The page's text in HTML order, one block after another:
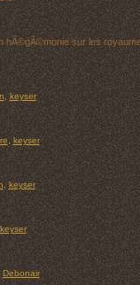
hÃ©gÃ©monie sur les
,keyser
, keyser
,keyser
keyser
Debonair